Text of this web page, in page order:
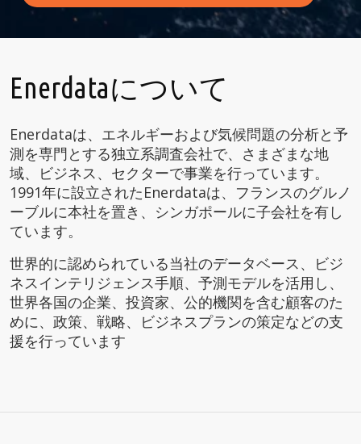
Enerdataについて
Enerdataは、エネルギーおよび気候問題の分析と予
測を専門とする独立系調査会社で、さまざまな地
域、ビジネス、セクターで事業を行っています。
1991年に設立されたEnerdataは、フランスのグルノ
ーブルに本社を置き、シンガポールに子会社を有し
ています。
世界的に認められている当社のデータベース、ビジ
ネスインテリジェンス手順、予測モデルを活用し、
世界各国の企業、投資家、公的機関を含む顧客のた
めに、政策、戦略、ビジネスプランの策定などの支
援を行っています